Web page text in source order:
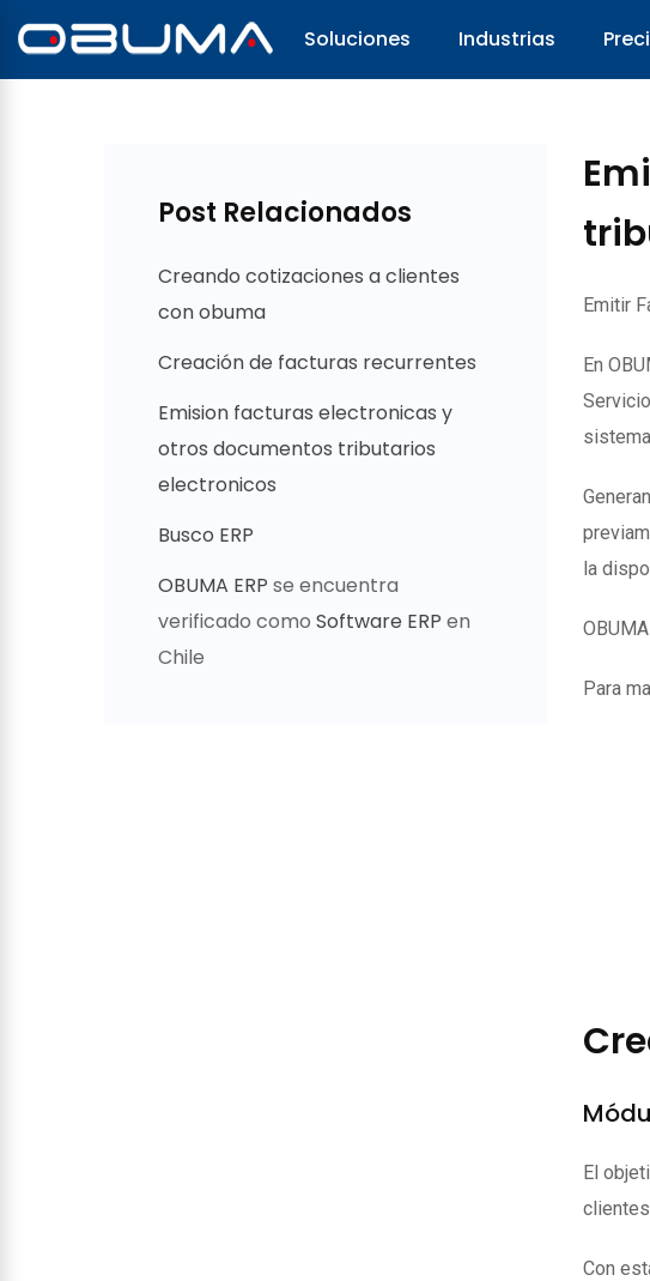
Soluciones Industrias
Emitir
En
la
Para
Post Relacionados
Creando cotizaciones a clientes
con obuma
Creación de facturas recurrentes
Emision facturas electronicas y
otros documentos tributarios
electronicos
Busco ERP
OBUMA ERP se encuentra
verificado como Software ERP en
Chile
El
Con